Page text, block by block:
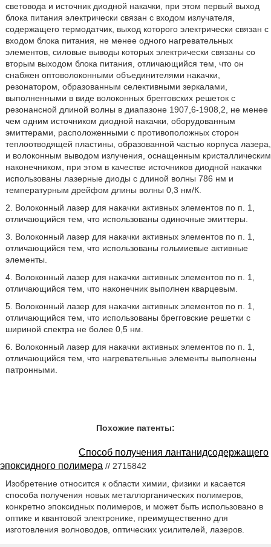
световода и источник диодной накачки, при этом первый выход
блока питания электрически связан с входом излучателя,
содержащего термодатчик, выход которого электрически связан с
входом блока питания, не менее одного нагревательных
элементов, силовые выводы которых электрически связаны со
вторым выходом блока питания, отличающийся тем, что он
снабжен оптоволоконными объединителями накачки,
резонатором, образованным селективными зеркалами,
выполненными в виде волоконных брегговских решеток с
резонансной длиной волны в диапазоне 1907,6-1908,2, не менее
чем одним источником диодной накачки, оборудованным
эмиттерами, расположенными с противоположных сторон
теплоотводящей пластины, образованной частью корпуса лазера,
и волоконным выводом излучения, оснащенным кристаллическим
наконечником, при этом в качестве источников диодной накачки
использованы лазерные диоды с длиной волны 786 нм и
температурным дрейфом длины волны 0,3 нм/К.
2. Волоконный лазер для накачки активных элементов по п. 1,
отличающийся тем, что использованы одиночные эмиттеры.
3. Волоконный лазер для накачки активных элементов по п. 1,
отличающийся тем, что использованы гольмиевые активные
элементы.
4. Волоконный лазер для накачки активных элементов по п. 1,
отличающийся тем, что наконечник выполнен кварцевым.
5. Волоконный лазер для накачки активных элементов по п. 1,
отличающийся тем, что использованы брегговские решетки с
шириной спектра не более 0,5 нм.
6. Волоконный лазер для накачки активных элементов по п. 1,
отличающийся тем, что нагревательные элементы выполнены
патронными.
Похожие патенты:
Способ получения лантанидсодержащего
эпоксидного полимера // 2715842
Изобретение относится к области химии, физики и касается
способа получения новых металлорганических полимеров,
конкретно эпоксидных полимеров, и может быть использовано в
оптике и квантовой электронике, преимущественно для
изготовления волноводов, оптических усилителей, лазеров.